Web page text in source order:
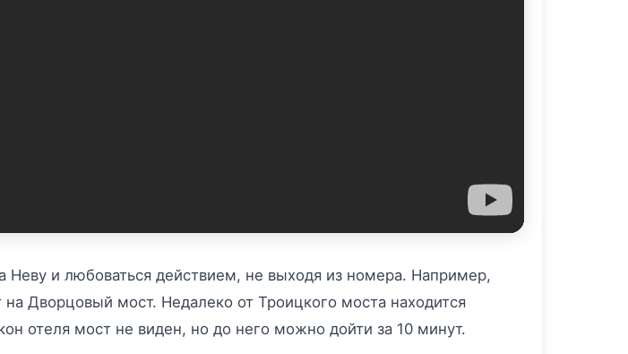
и любоваться действием, не выходя из номера. Например,
Дворцовый мост. Недалеко от Троицкого моста находится
отеля мост не виден, но до него можно дойти за 10 минут.